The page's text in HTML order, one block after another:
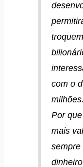
com o
Por
mais
sempre